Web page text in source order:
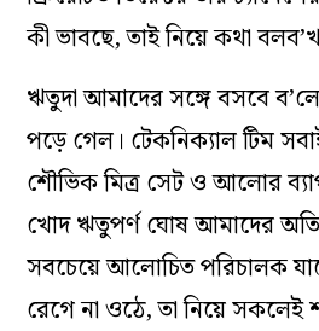
কী ভাবছে, তাই নিয়ে কথা
ঋতুদা আমাদের সঙ্গে বসবে
পড়ে গেল। টেকনিক‌্যাল টিম
শৌভিক মিত্র সেট ও আলোর
খোদ ঋতুপর্ণ ঘোষ আমাদের
সবচেয়ে আলোচিত পরিচালক
রেগে না ওঠে, তা নিয়ে সকলেই